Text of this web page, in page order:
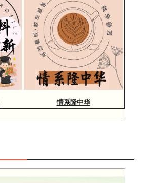
情系隆中华